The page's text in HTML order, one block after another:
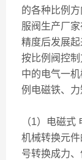
的各种比例
服阀生产厂
精度后发展起
按比例阀控
中的电气一
例电磁铁、力
（1）电磁
机械转换元
号转换成力